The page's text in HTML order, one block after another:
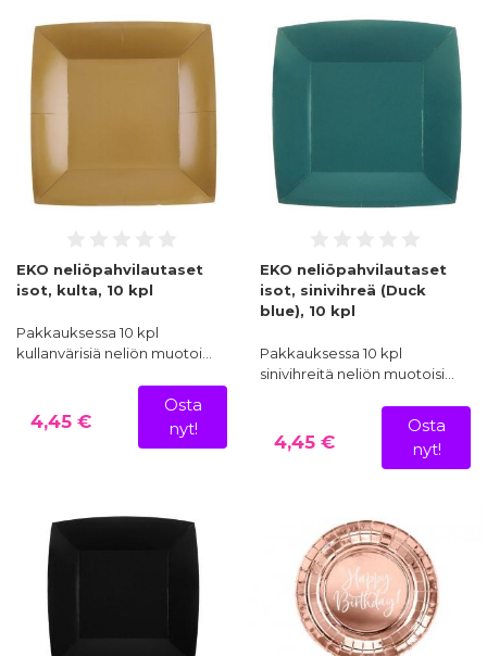
EKO neliöpahvilautaset
isot, kulta, 10 kpl
Pakkauksessa 10 kpl
kullanvärisiä neliön muotoi…
4,45 €
Osta
nyt!
EKO neliöpahvilautaset
isot, sinivihreä (Duck
blue), 10 kpl
Pakkauksessa 10 kpl
sinivihreitä neliön muotoisi…
4,45 €
Osta
nyt!